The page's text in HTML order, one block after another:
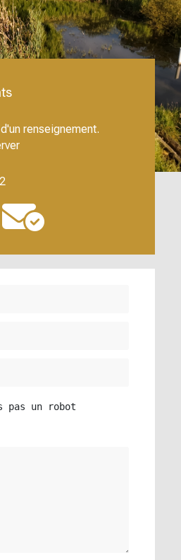
renseignement.
pas un robot